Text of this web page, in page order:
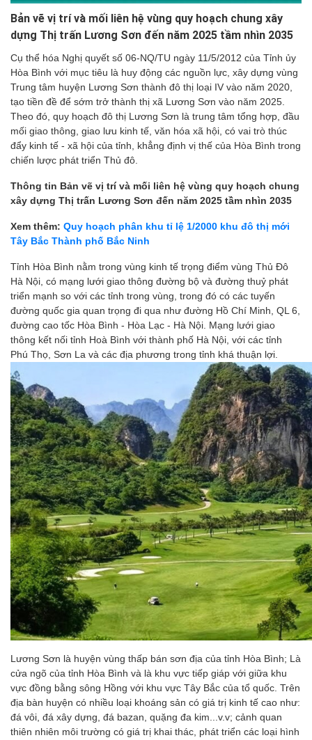
Bản vẽ vị trí và mối liên hệ vùng quy hoạch chung xây
dựng Thị trấn Lương Sơn đến năm 2025 tầm nhìn 2035
Cụ thể hóa Nghị quyết số 06-NQ/TU ngày 11/5/2012 của Tỉnh ủy
Hòa Bình với mục tiêu là huy động các nguồn lực, xây dựng vùng
Trung tâm huyện Lương Sơn thành đô thị loại IV vào năm 2020,
tạo tiền đề để sớm trở thành thị xã Lương Sơn vào năm 2025.
Theo đó, quy hoạch đô thị Lương Sơn là trung tâm tổng hợp, đầu
mối giao thông, giao lưu kinh tế, văn hóa xã hội, có vai trò thúc
đẩy kinh tế - xã hội của tỉnh, khẳng định vị thế của Hòa Bình trong
chiến lược phát triển Thủ đô.
Thông tin Bản vẽ vị trí và mối liên hệ vùng quy hoạch chung
xây dựng Thị trấn Lương Sơn đến năm 2025 tầm nhìn 2035
Xem thêm: Quy hoạch phân khu tỉ lệ 1/2000 khu đô thị mới
Tây Bắc Thành phố Bắc Ninh
Tỉnh Hòa Bình nằm trong vùng kinh tế trọng điểm vùng Thủ Đô
Hà Nội, có mạng lưới giao thông đường bộ và đường thuỷ phát
triển mạnh so với các tỉnh trong vùng, trong đó có các tuyến
đường quốc gia quan trọng đi qua như đường Hồ Chí Minh, QL 6,
đường cao tốc Hòa Bình - Hòa Lạc - Hà Nội. Mạng lưới giao
thông kết nối tỉnh Hoà Bình với thành phố Hà Nội, với các tỉnh
Phú Thọ, Sơn La và các địa phương trong tỉnh khá thuận lợi.
Lương Sơn là huyện vùng thấp bán sơn địa của tỉnh Hòa Bình; Là
cửa ngõ của tỉnh Hòa Bình và là khu vực tiếp giáp với giữa khu
vực đồng bằng sông Hồng với khu vực Tây Bắc của tổ quốc. Trên
địa bàn huyện có nhiều loại khoáng sản có giá trị kinh tế cao như:
đá vôi, đá xây dựng, đá bazan, quặng đa kim...v.v; cảnh quan
thiên nhiên môi trường có giá trị khai thác, phát triển các loại hình